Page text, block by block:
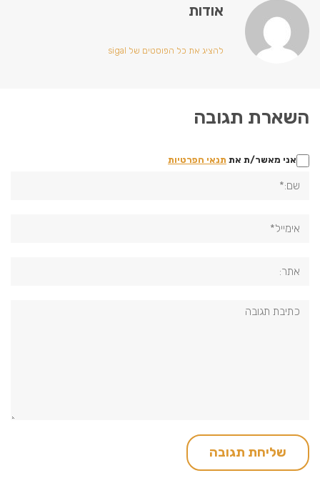
אודות
להציג את כל הפוסטים של sigal
השארת תגובה
אני מאשר/ת את תנאי הפרטיות